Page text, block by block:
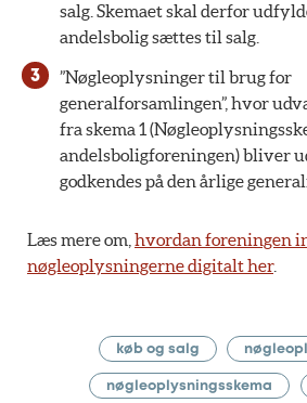
salg. Skemaet skal derfor
andelsbolig sættes til salg.
”Nøgleoplysninger til brug for
generalforsamlingen”, hvor
fra skema 1
andelsboligforeningen) bliver
godkendes på den årlige
Læs mere om, hvordan foreningen
nøgleoplysningerne digitalt her.
køb og salg
nøgleoplysningsskema